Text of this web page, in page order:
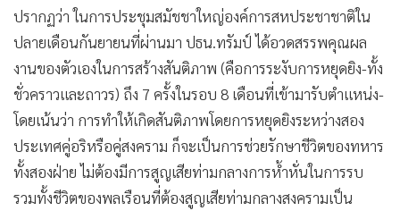
• การเมือง
• ท่องเที่ยว
•
•
ต่างประเทศ
Special Scoop
• เศรษฐกิจ-ธุรกิจ
• จีน
คณะกรรมการรางวัลโนเบลถือเป็นธรรมเนียมที่จะประกาศราย
ชื่อผู้ได้รับรางวัลในสองอาทิตย์แรกของเดือนตุลาคม และจะทำ
พิธีมอบรางวัลในวันที่ 10 ธันวาคม ซึ่งเป็นวันคล้ายวันอสัญกรรม
ของผู้ก่อตั้งรางวัลคือ อัลเฟรด โนเบล...โดยปีนี้จะประกาศในช่วง
วันที่ 6 จนถึง 13 ตุลาคม...ซึ่งรางวัลโนเบลสันติภาพจะประกาศ